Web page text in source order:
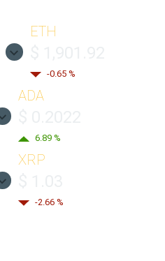
ETH
-0.65 %
ADA
6.89 %
XRP
-2.66 %